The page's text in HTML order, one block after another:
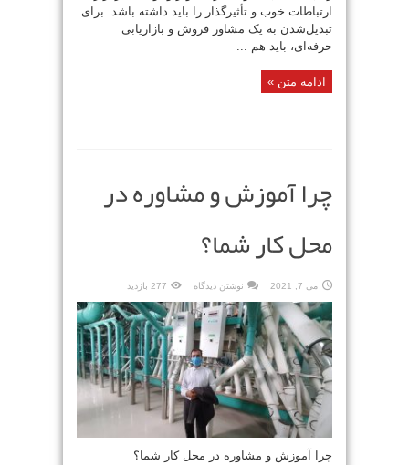
ارتباطات خوب و تأثیرگذار را باید داشته باشد. برای
تبدیل‌شدن به یک مشاور فروش و بازاریابی
حرفه‌ای، باید هم ...
ادامه متن »
چرا آموزش و مشاوره در
محل کار شما؟
می 7, 2021 نوشتن دیدگاه 277 بازدید
چرا آموزش و مشاوره در محل کار شما؟